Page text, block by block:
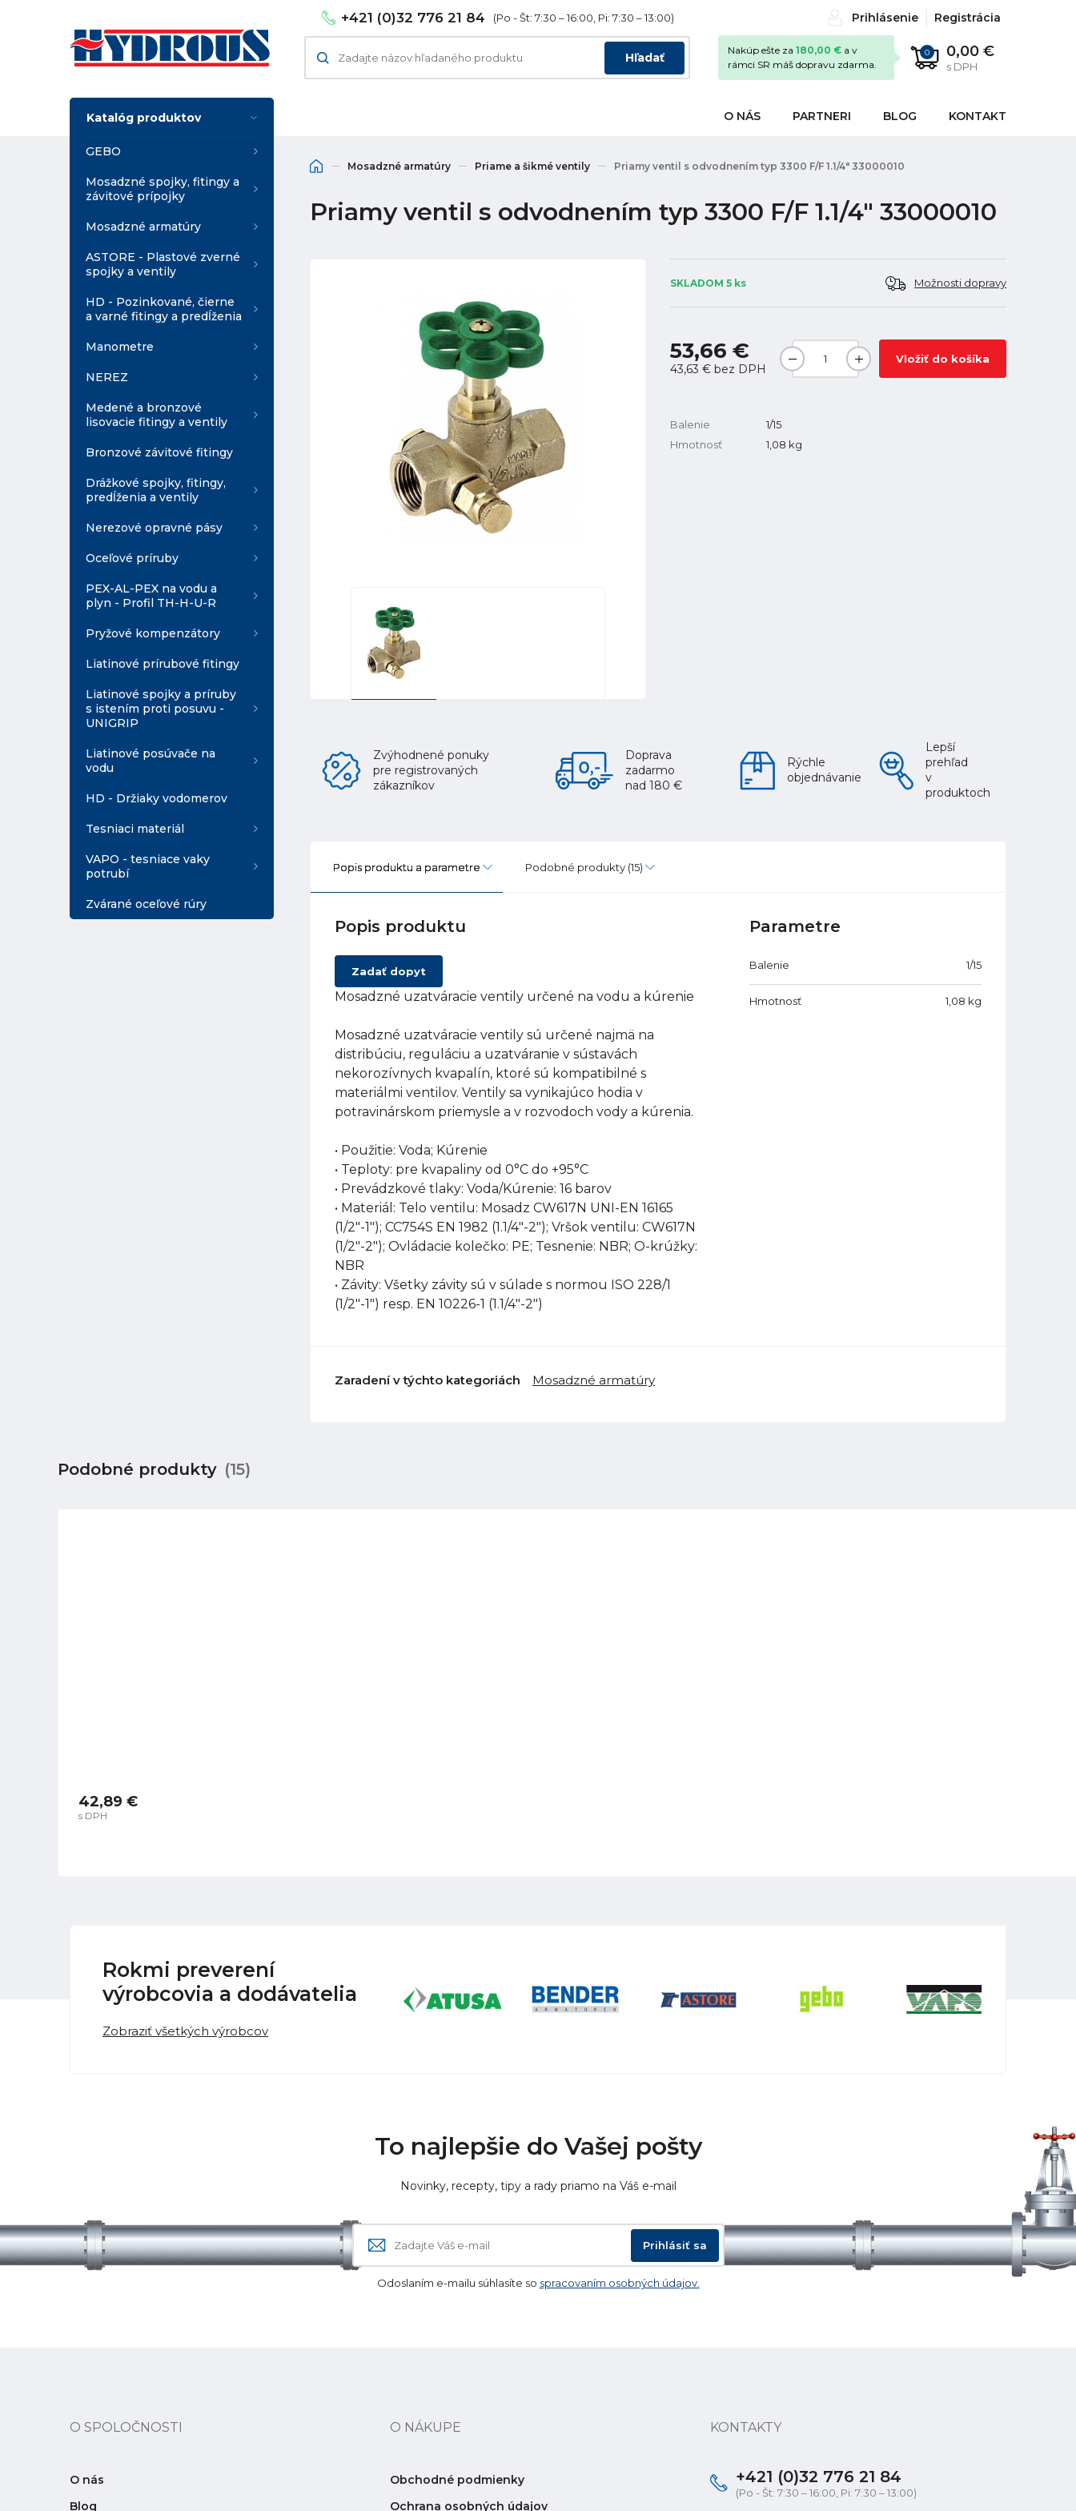
+421 (0)32 776 21 84 (Po - Št: 7:30 – 16:00, Pi: 7:30 – 13:00) Prihlásenie Registrácia
Hľadať 0 0,00 €
s DPH
Nakúp ešte za 180,00 € a v
rámci SR máš dopravu zdarma.
O NÁS PARTNERI BLOG KONTAKT
Katalóg produktov
GEBO
Mosadzné spojky, fitingy a
závitové prípojky
Mosadzné armatúry
ASTORE - Plastové zverné
spojky a ventily
HD - Pozinkované, čierne
a varné fitingy a predĺženia
Manometre
NEREZ
Medené a bronzové
lisovacie fitingy a ventily
Bronzové závitové fitingy
Drážkové spojky, fitingy,
predĺženia a ventily
Nerezové opravné pásy
Oceľové príruby
PEX-AL-PEX na vodu a
plyn - Profil TH-H-U-R
Pryžové kompenzátory
Liatinové prírubové fitingy
Liatinové spojky a príruby
s istením proti posuvu -
UNIGRIP
Liatinové posúvače na
vodu
HD - Držiaky vodomerov
Tesniaci materiál
VAPO - tesniace vaky
potrubí
Zvárané oceľové rúry
Mosadzné armatúry Priame a šikmé ventily Priamy ventil s odvodnením typ 3300 F/F 1.1/4" 33000010
Priamy ventil s odvodnením typ 3300 F/F 1.1/4" 33000010
SKLADOM 5 ks Možnosti dopravy
53,66 €
43,63 € bez DPH
Vložiť do košíka
Balenie
1/15
Hmotnosť
1,08 kg
Zvýhodnené ponuky
pre registrovaných
zákazníkov
Doprava
zadarmo
nad 180 €
Rýchle
objednávanie
Lepší
prehľad
v
produktoch
Popis produktu a parametre Podobné produkty (15)
Popis produktu
Zadať dopyt
Mosadzné uzatváracie ventily určené na vodu a kúrenie
Mosadzné uzatváracie ventily sú určené najmä na
distribúciu, reguláciu a uzatváranie v sústavách
nekorozívnych kvapalín, ktoré sú kompatibilné s
materiálmi ventilov. Ventily sa vynikajúco hodia v
potravinárskom priemysle a v rozvodoch vody a kúrenia.
• Použitie: Voda; Kúrenie
• Teploty: pre kvapaliny od 0°C do +95°C
• Prevádzkové tlaky: Voda/Kúrenie: 16 barov
• Materiál: Telo ventilu: Mosadz CW617N UNI-EN 16165
(1/2"-1"); CC754S EN 1982 (1.1/4"-2"); Vršok ventilu: CW617N
(1/2"-2"); Ovládacie kolečko: PE; Tesnenie: NBR; O-krúžky:
NBR
• Závity: Všetky závity sú v súlade s normou ISO 228/1
(1/2"-1") resp. EN 10226-1 (1.1/4"-2")
Parametre
Balenie 1/15
Hmotnosť 1,08 kg
Zaradení v týchto kategoriách Mosadzné armatúry
Podobné produkty (15)
42,89 €
s DPH
Rokmi preverení
výrobcovia a dodávatelia
Zobraziť všetkých výrobcov
To najlepšie do Vašej pošty
Novinky, recepty, tipy a rady priamo na Váš e-mail
Prihlásiť sa
Odoslaním e-mailu súhlasíte so spracovaním osobných údajov.
O SPOLOČNOSTI
O nás
Blog
O NÁKUPE
Obchodné podmienky
Ochrana osobných údajov
KONTAKTY
+421 (0)32 776 21 84
(Po - Št: 7:30 – 16:00, Pi: 7:30 – 13:00)